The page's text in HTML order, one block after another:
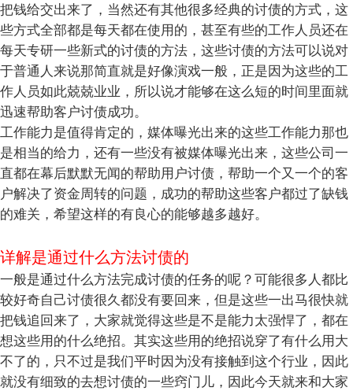
把钱给交出来了，当然还有其他很多经典的讨债的方式，这
些方式全部都是每天都在使用的，甚至有些的工作人员还在
每天专研一些新式的讨债的方法，这些讨债的方法可以说对
于普通人来说那简直就是好像演戏一般，正是因为这些的工
作人员如此兢兢业业，所以说才能够在这么短的时间里面就
迅速帮助客户讨债成功。
工作能力是值得肯定的，媒体曝光出来的这些工作能力那也
是相当的给力，还有一些没有被媒体曝光出来，这些公司一
直都在幕后默默无闻的帮助用户讨债，帮助一个又一个的客
户解决了资金周转的问题，成功的帮助这些客户都过了缺钱
的难关，希望这样的有良心的能够越多越好。
详解是通过什么方法讨债的
一般是通过什么方法完成讨债的任务的呢？可能很多人都比
较好奇自己讨债很久都没有要回来，但是这些一出马很快就
把钱追回来了，大家就觉得这些是不是能力太强悍了，都在
想这些用的什么绝招。其实这些用的绝招说穿了有什么用大
不了的，只不过是我们平时因为没有接触到这个行业，因此
就没有细致的去想讨债的一些窍门儿，因此今天就来和大家